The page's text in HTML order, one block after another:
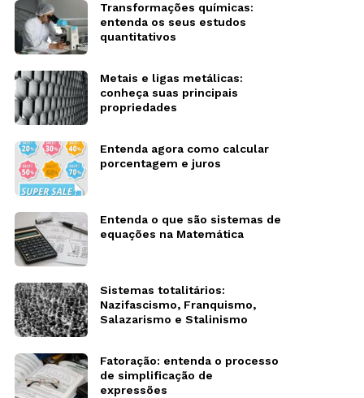
Transformações químicas:
entenda os seus estudos
quantitativos
Metais e ligas metálicas:
conheça suas principais
propriedades
Entenda agora como calcular
porcentagem e juros
Entenda o que são sistemas de
equações na Matemática
Sistemas totalitários:
Nazifascismo, Franquismo,
Salazarismo e Stalinismo
Fatoração: entenda o processo
de simplificação de
expressões